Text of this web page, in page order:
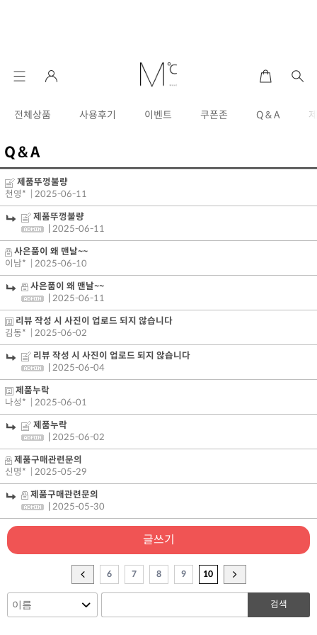
전체상품 사용후기 이벤트 쿠폰존 Q & A
Q & A
제품뚜껑불량
천영*
| 2025-06-11
제품뚜껑불량
2025-06-11
사은품이 왜 맨날~~
이남*
| 2025-06-10
사은품이 왜 맨날~~
2025-06-11
리뷰 작성 시 사진이 업로드 되지 않습니다
김동*
| 2025-06-02
리뷰 작성 시 사진이 업로드 되지 않습니다
2025-06-04
제품누락
나성*
| 2025-06-01
제품누락
2025-06-02
제품구매관련문의
신명*
| 2025-05-29
제품구매관련문의
2025-05-30
글쓰기
6 7 8 9 10
검색